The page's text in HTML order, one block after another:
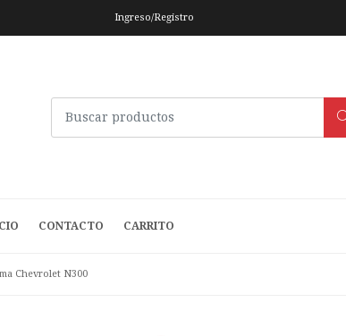
Ingreso/Registro
CONTACTO CARRITO
Chevrolet N300